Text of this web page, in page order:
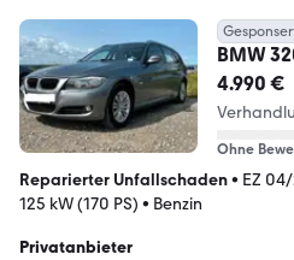
BMW
4.990 €
Ohne
Reparierter Unfallschaden• EZ
125 kW (170 PS) • Benzin
Privatanbieter